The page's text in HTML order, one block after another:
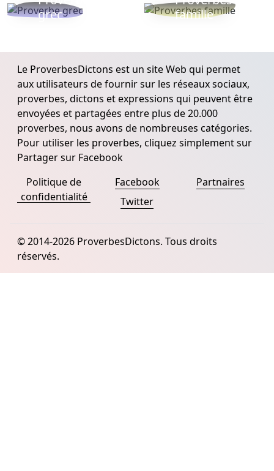
grec
famille
Le ProverbesDictons est un site Web qui permet
aux utilisateurs de fournir sur les réseaux sociaux,
proverbes, dictons et expressions qui peuvent être
envoyées et partagées entre plus de 20.000
proverbes, nous avons de nombreuses catégories.
Pour utiliser les proverbes, cliquez simplement sur
Partager sur Facebook
Politique de
confidentialité
Facebook
Twitter
Partnaires
© 2014-2026 ProverbesDictons. Tous droits
réservés.